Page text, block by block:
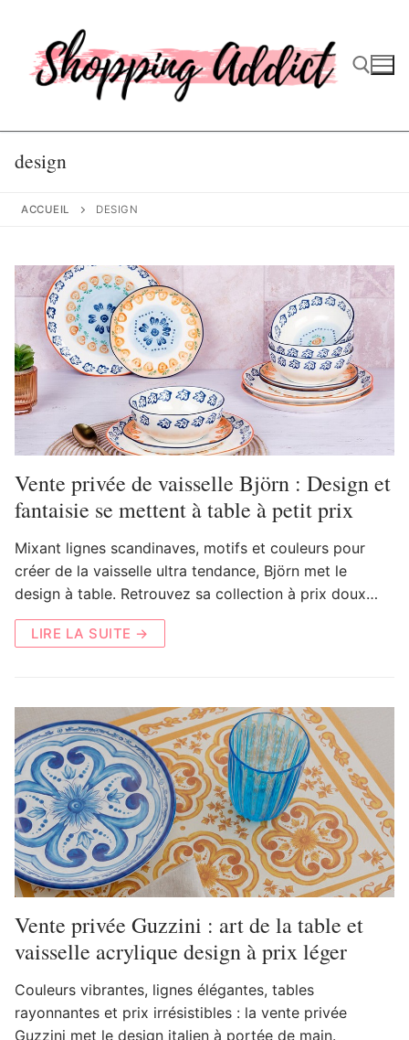
contenu
design
ACCUEIL DESIGN
Vente privée de vaisselle Björn : Design et
fantaisie se mettent à table à petit prix
Mixant lignes scandinaves, motifs et couleurs pour
créer de la vaisselle ultra tendance, Björn met le
design à table. Retrouvez sa collection à prix doux…
LIRE LA SUITE →
Vente privée Guzzini : art de la table et
vaisselle acrylique design à prix léger
Couleurs vibrantes, lignes élégantes, tables
rayonnantes et prix irrésistibles : la vente privée
Guzzini met le design italien à portée de main.